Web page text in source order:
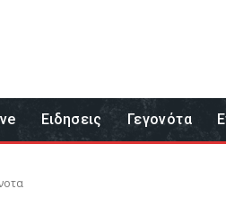
Eιδησεις Γεγονότα